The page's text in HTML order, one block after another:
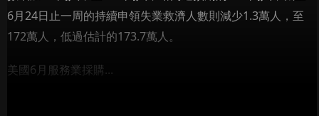
6月24日止一周的持續申領失業救濟人數則減少1.3萬人，至
172萬人，低過估計的173.7萬人。
美國6月服務業採購...